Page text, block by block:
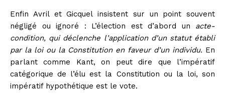
Enfin Avril et Gicquel insistent sur un point souvent
négligé ou ignoré : L’élection est d’abord un acte-
condition, qui déclenche l’application d’un statut établi
par la loi ou la Constitution en faveur d’un individu. En
parlant comme Kant, on peut dire que l’impératif
catégorique de l’élu est la Constitution ou la loi, son
impératif hypothétique est le vote.